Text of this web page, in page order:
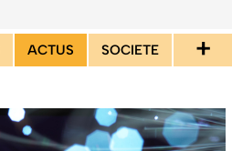
ACTUS SOCIETE +